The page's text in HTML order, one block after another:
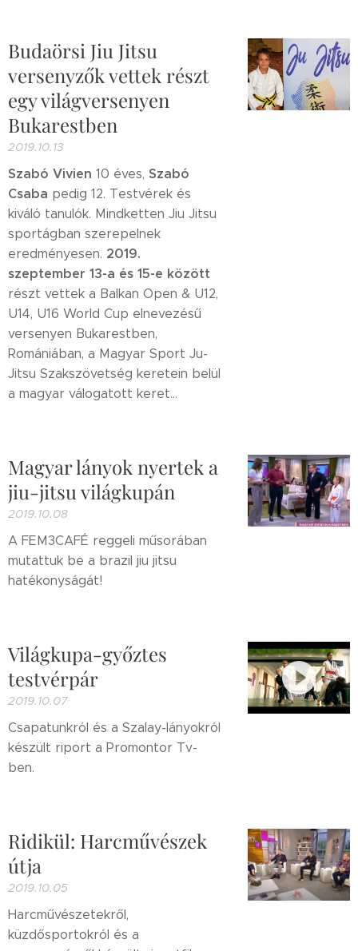
Budaörsi Jiu Jitsu
versenyzők vettek részt
egy világversenyen
Bukarestben
2019.10.13
Szabó Vivien 10 éves, Szabó
Csaba pedig 12. Testvérek és
kiváló tanulók. Mindketten Jiu Jitsu
sportágban szerepelnek
eredményesen. 2019.
szeptember 13-a és 15-e között
részt vettek a Balkan Open & U12,
U14, U16 World Cup elnevezésű
versenyen Bukarestben,
Romániában, a Magyar Sport Ju-
Jitsu Szakszövetség keretein belül
a magyar válogatott keret...
Magyar lányok nyertek a
jiu-jitsu világkupán
2019.10.08
A FEM3CAFÉ reggeli műsorában
mutattuk be a brazil jiu jitsu
hatékonyságát!
Világkupa-győztes
testvérpár
2019.10.07
Csapatunkról és a Szalay-lányokról
készült riport a Promontor Tv-
ben.
Ridikül: Harcművészek
útja
2019.10.05
Harcművészetekről,
küzdősportokról és a